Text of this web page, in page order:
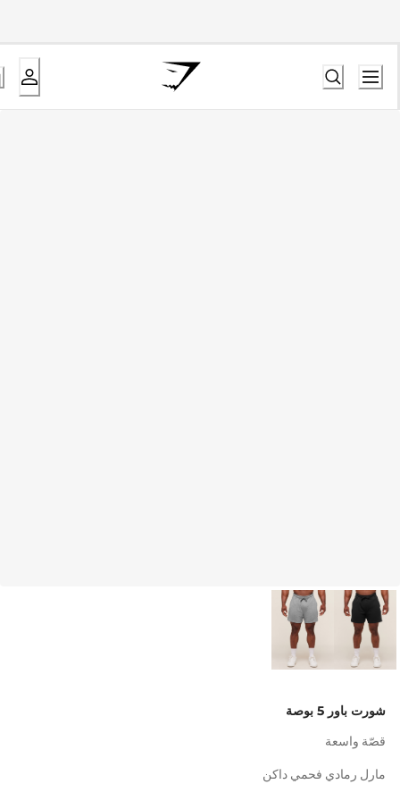
شورت باور 5 بوصة
قصّة واسعة
مارل رمادي فحمي داكن